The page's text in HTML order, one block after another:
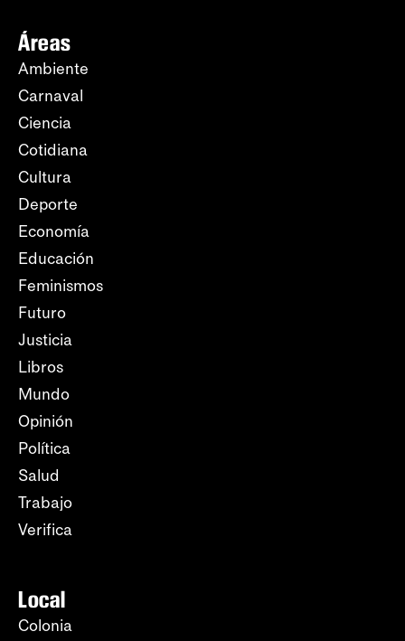
Áreas
Ambiente
Carnaval
Ciencia
Cotidiana
Cultura
Deporte
Economía
Educación
Feminismos
Futuro
Justicia
Libros
Mundo
Opinión
Política
Salud
Trabajo
Verifica
Local
Colonia